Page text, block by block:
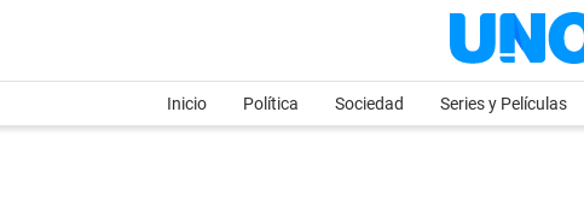
Inicio Política Sociedad Series y Películas